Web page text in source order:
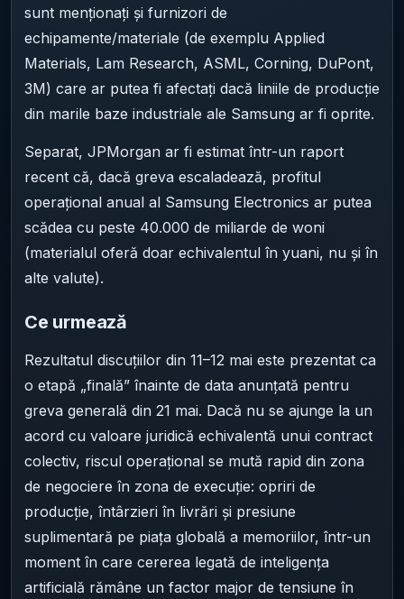
sunt menționați și furnizori de
echipamente/materiale (de exemplu Applied
Materials, Lam Research, ASML, Corning, DuPont,
3M) care ar putea fi afectați dacă liniile de producție
din marile baze industriale ale Samsung ar fi oprite.
Separat, JPMorgan ar fi estimat într-un raport
recent că, dacă greva escaladează, profitul
operațional anual al Samsung Electronics ar putea
scădea cu peste 40.000 de miliarde de woni
(materialul oferă doar echivalentul în yuani, nu și în
alte valute).
Ce urmează
Rezultatul discuțiilor din 11–12 mai este prezentat ca
o etapă „finală” înainte de data anunțată pentru
greva generală din 21 mai. Dacă nu se ajunge la un
acord cu valoare juridică echivalentă unui contract
colectiv, riscul operațional se mută rapid din zona
de negociere în zona de execuție: opriri de
producție, întârzieri în livrări și presiune
suplimentară pe piața globală a memoriilor, într-un
moment în care cererea legată de inteligența
artificială rămâne un factor major de tensiune în